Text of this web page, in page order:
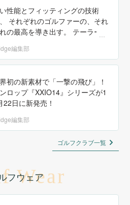
ゴルフクラブ一覧
性能とフィッティングの技術
それぞれのゴルファーの、それ
の最高を導き出す。 テーラーメ
編集部
初の新素材で「一撃の飛び」！
ロップ『XXIO14』シリーズが1
22日に新発売！
編集部
フウェア
Wear